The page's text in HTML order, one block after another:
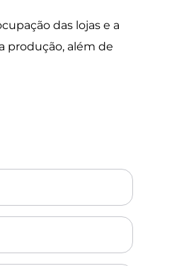
das lojas e a
produção, além de